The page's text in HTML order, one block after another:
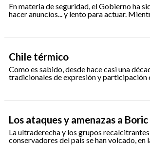
En materia de seguridad, el Gobierno ha
hacer anuncios... y lento para actuar.
Chile térmico
Como es sabido, desde hace casi una
tradicionales de expresión y participación
Los ataques y amenazas a Boric
La ultraderecha y los grupos
conservadores del país se han volcado, en